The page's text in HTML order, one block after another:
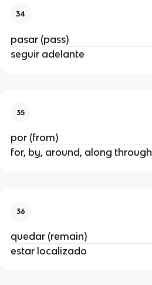
34
pasar (pass)
seguir adelante
35
por (from)
for, by, around, along through
36
quedar (remain)
estar localizado